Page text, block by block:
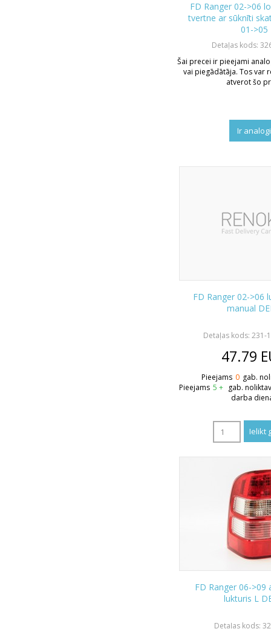
FD Ranger 02->06
tvertne ar sūknīti
01->05
Detaļas kods:
Šai precei ir pieejami
vai piegādātāja. Tos var
atverot šo
Ir analogi
FD Ranger 02->06
manual
Detaļas kods: 231-
47.79
Pieejams 0 gab.
Pieejams 5 + gab.
darba
FD Ranger 06->09
lukturis L
Detaļas kods: